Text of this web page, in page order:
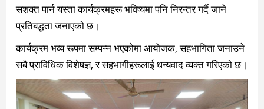
सशक्त पार्न यस्ता कार्यक्रमहरू भविष्यमा पनि निरन्तर गर्दै जाने
प्रतिबद्धता जनाएको छ।
कार्यक्रम भव्य रूपमा सम्पन्न भएकोमा आयोजक, सहभागिता जनाउने
सबै प्राविधिक विशेषज्ञ, र सहभागीहरूलाई धन्यवाद व्यक्त गरिएको छ।